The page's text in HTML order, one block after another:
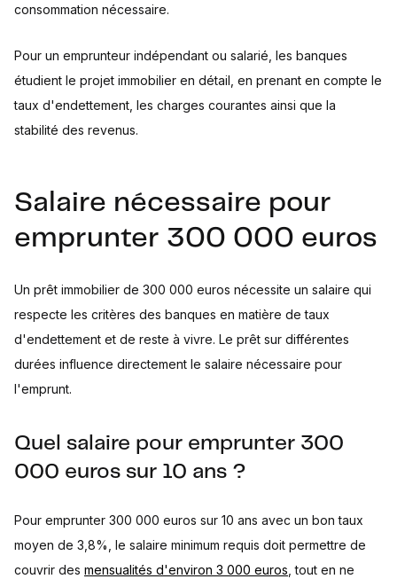
consommation nécessaire.
Pour un emprunteur indépendant ou salarié, les banques
étudient le projet immobilier en détail, en prenant en compte le
taux d'endettement, les charges courantes ainsi que la
stabilité des revenus.
Salaire nécessaire pour
emprunter 300 000 euros
Un prêt immobilier de 300 000 euros nécessite un salaire qui
respecte les critères des banques en matière de taux
d'endettement et de reste à vivre. Le prêt sur différentes
durées influence directement le salaire nécessaire pour
l'emprunt.
Quel salaire pour emprunter 300
000 euros sur 10 ans ?
Pour emprunter 300 000 euros sur 10 ans avec un bon taux
moyen de 3,8%, le salaire minimum requis doit permettre de
couvrir des mensualités d'environ 3 000 euros , tout en ne